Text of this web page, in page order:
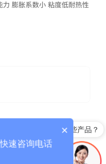
膨胀系数小 粘度低耐热性
的绝缘性、高抗水性、耐
、低表面张力、低反应活
良好的流平性。低粘度二甲
你们有哪些产品？
×
速咨询电话